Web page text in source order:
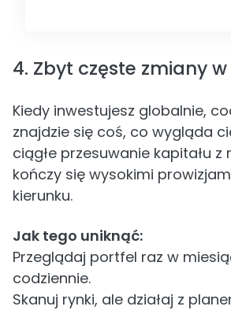
4. Zbyt częste zmiany
Kiedy inwestujesz globalnie,
znajdzie się coś, co wygląda
ciągłe przesuwanie kapitału z
kończy się wysokimi
kierunku.
Jak tego uniknąć:
Przeglądaj portfel raz w
codziennie.
Skanuj rynki, ale działaj z